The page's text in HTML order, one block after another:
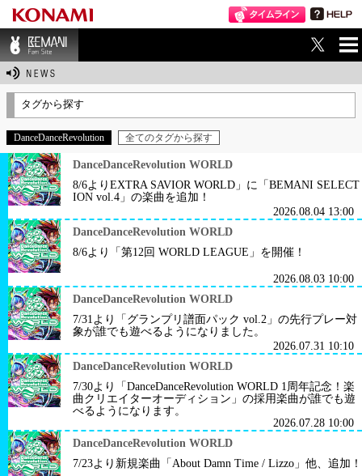
BEMANI Fan Sit
タグから探す
DanceDanceRevolution 全てのタグから探す
DanceDanceRevolution WORLD
8/6よりEXTRA SAVIOR WORLD」に「BEMANI SELECT
ION vol.4」の楽曲を追加！
2026.08.04 13:00
DanceDanceRevolution WORLD
8/6より「第12回 WORLD LEAGUE」を開催！
2026.08.03 10:00
DanceDanceRevolution WORLD
7/31より「グランプリ譜面パック vol.2」の先行プレー対
象が誰でも遊べるようになりました。
2026.07.31 10:10
DanceDanceRevolution WORLD
7/30より「DanceDanceRevolution WORLD 1周年記念！楽
曲クリエイターオーディション」の採用楽曲が誰でも遊
べるようになります。
2026.07.28 10:00
DanceDanceRevolution WORLD
7/23より新規楽曲「About Damn Time / Lizzo」他、追加！